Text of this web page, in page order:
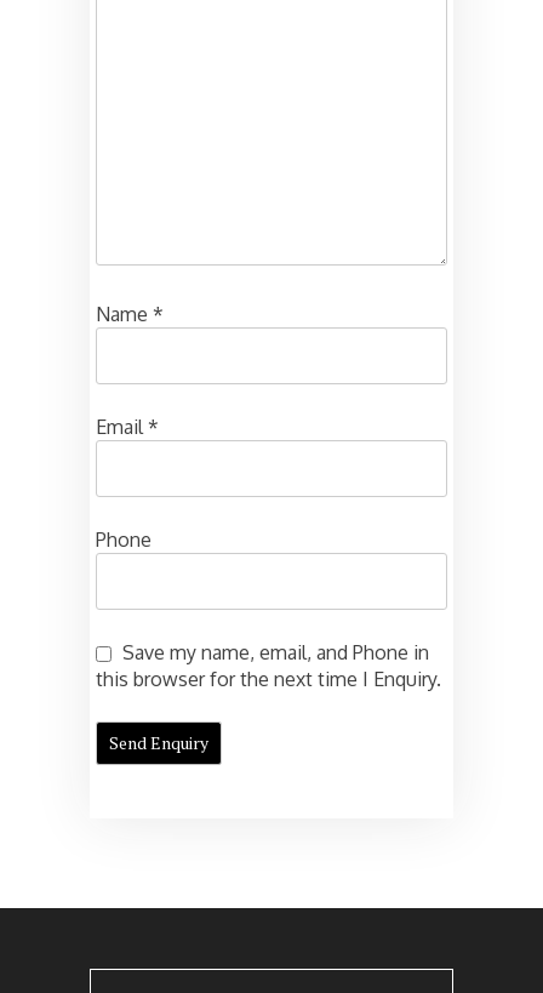
Name *
Email *
Phone
Save my name, email, and Phone in
this browser for the next time I Enquiry.